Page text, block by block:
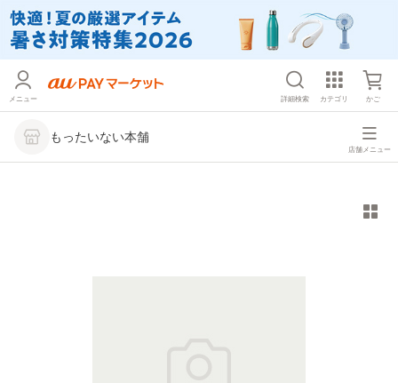
メニュー 詳細検索 カテゴリ かご
もったいない本舗
店舗メニュー